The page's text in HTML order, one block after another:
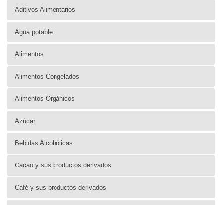
Aditivos Alimentarios
Agua potable
Alimentos
Alimentos Congelados
Alimentos Orgánicos
Azúcar
Bebidas Alcohólicas
Cacao y sus productos derivados
Café y sus productos derivados